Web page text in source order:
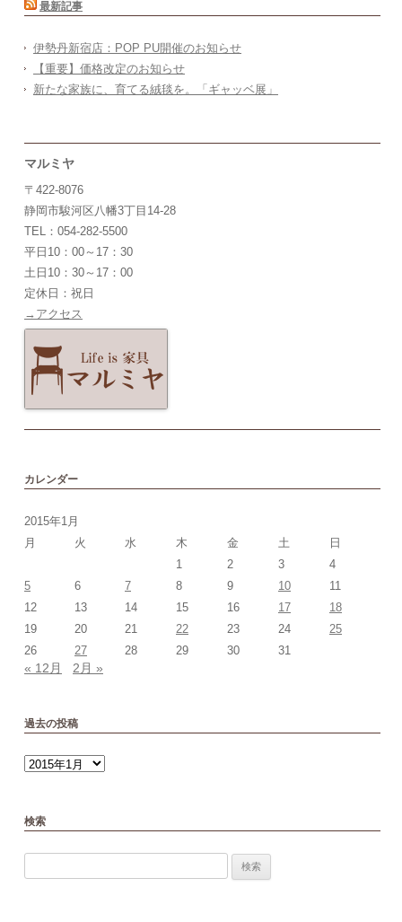
最新記事
伊勢丹新宿店：POP PU開催のお知らせ
【重要】価格改定のお知らせ
新たな家族に、育てる絨毯を。「ギャッベ展」
マルミヤ
〒422-8076
静岡市駿河区八幡3丁目14-28
TEL：054-282-5500
平日10：00～17：30
土日10：30～17：00
定休日：祝日
→アクセス
カレンダー
2015年1月
月
火 水 木 金 土
日
1
2 3
4
5
6 7 8 9 10
11
12
13 14 15 16 17
18
19
20 21 22 23 24
25
26
27 28 29 30 31
« 12月 2月 »
過去の投稿
過
去
検索